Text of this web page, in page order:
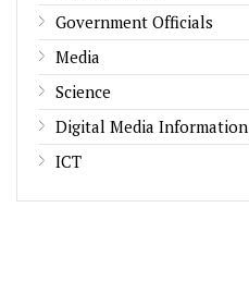
Government Officials
Media
Science
Digital Media Information
ICT